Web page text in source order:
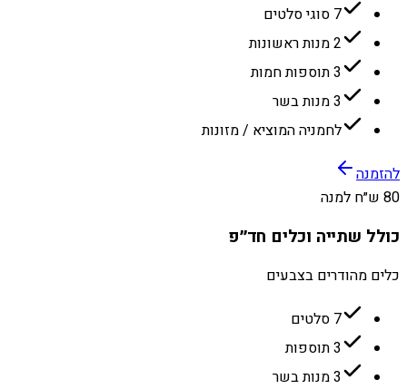
7 סוגי סלטים
2 מנות ראשונות
3 תוספות חמות
3 מנות בשר
לחמניה המוציא / מזונות
להזמנה
80 ש״ח למנה
כולל שתייה וכלים חד״פ
כלים מהודרים בצבעים
7 סלטים
3 תוספות
3 מנות בשר